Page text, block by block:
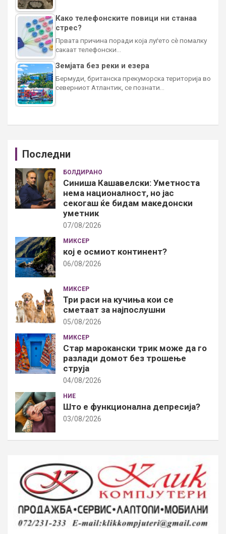
Како телефонските повици ни станаа
стрес?
Првата причина поради која луѓето сè помалку
сакаат телефонски…
Земјата без реки и езера
Бермуди, британска прекуморска територија во
северниот Атлантик, се познати…
Последни
БОЛДИРАНО
Синиша Кашавелски: Уметноста
нема националност, но јас
секогаш ќе бидам македонски
уметник
07/08/2026
МИКСЕР
кој е осмиот континент?
06/08/2026
МИКСЕР
Три раси на кучиња кои се
сметаат за најпослушни
05/08/2026
МИКСЕР
Стар марокански трик може да го
разлади домот без трошење
струја
04/08/2026
НИЕ
Што е функционална депресија?
03/08/2026